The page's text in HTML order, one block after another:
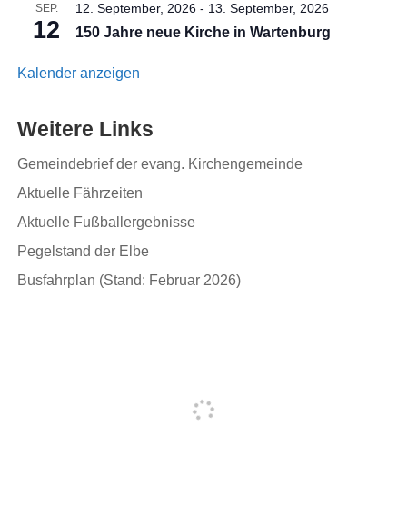
SEP.
12
12. September, 2026 - 13. September, 2026
150 Jahre neue Kirche in Wartenburg
Kalender anzeigen
Weitere Links
Gemeindebrief der evang. Kirchengemeinde
Aktuelle Fährzeiten
Aktuelle Fußballergebnisse
Pegelstand der Elbe
Busfahrplan (Stand: Februar 2026)